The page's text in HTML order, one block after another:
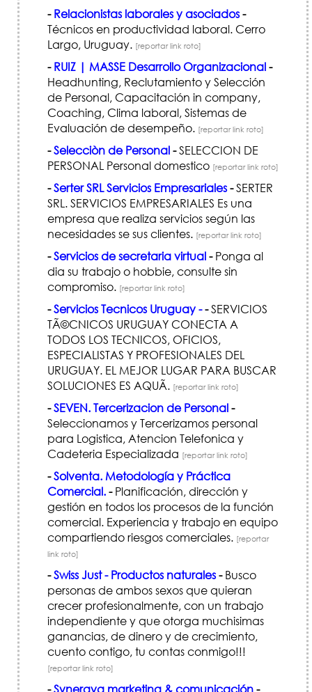
- Relacionistas laborales y asociados-
Técnicos en productividad laboral. Cerro
Largo, Uruguay. [reportar link roto]
- RUIZ | MASSE Desarrollo Organizacional-
Headhunting, Reclutamiento y Selección
de Personal, Capacitación in company,
Coaching, Clima laboral, Sistemas de
Evaluación de desempeño. [reportar link roto]
-Selecciòn de Personal-SELECCION DE
PERSONAL Personal domestico [reportar link roto]
-Serter SRL Servicios Empresariales-SERTER
SRL. SERVICIOS EMPRESARIALES Es una
empresa que realiza servicios según las
necesidades se sus clientes. [reportar link roto]
-Servicios de secretaria virtual-Ponga al
dia su trabajo o hobbie, consulte sin
compromiso. [reportar link roto]
-Servicios Tecnicos Uruguay --SERVICIOS
TÃ©CNICOS URUGUAY CONECTA A
TODOS LOS TECNICOS, OFICIOS,
ESPECIALISTAS Y PROFESIONALES DEL
URUGUAY. EL MEJOR LUGAR PARA BUSCAR
SOLUCIONES ES AQUÃ­. [reportar link roto]
-SEVEN. Tercerizacion de Personal-
Seleccionamos y Tercerizamos personal
para Logistica, Atencion Telefonica y
Cadeteria Especializada [reportar link roto]
-Solventa. Metodología y Práctica
Comercial.-Planificación, dirección y
gestión en todos los procesos de la función
comercial. Experiencia y trabajo en equipo
compartiendo riesgos comerciales. [reportar
link roto]
-Swiss Just - Productos naturales-Busco
personas de ambos sexos que quieran
crecer profesionalmente, con un trabajo
independiente y que otorga muchisimas
ganancias, de dinero y de crecimiento,
cuento contigo, tu contas conmigo!!!
[reportar link roto]
-Synergya marketing & comunicación-